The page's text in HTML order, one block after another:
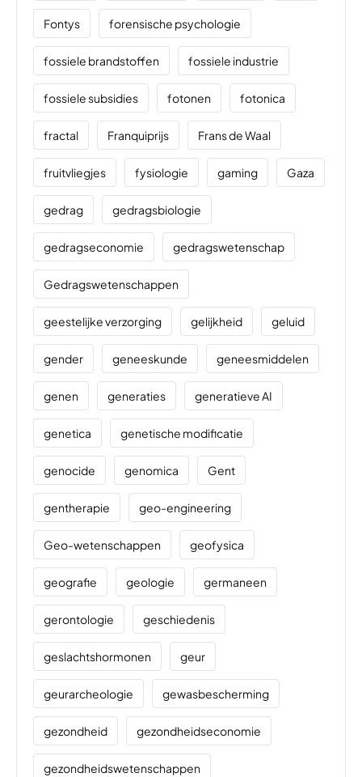
Fontys forensische psychologie
fossiele brandstoffen fossiele industrie
fossiele subsidies fotonen fotonica
fractal Franquiprijs Frans de Waal
fruitvliegjes fysiologie gaming Gaza
gedrag gedragsbiologie
gedragseconomie gedragswetenschap
Gedragswetenschappen
geestelijke verzorging gelijkheid geluid
gender geneeskunde geneesmiddelen
genen generaties generatieve AI
genetica genetische modificatie
genocide genomica Gent
gentherapie geo-engineering
Geo-wetenschappen geofysica
geografie geologie germaneen
gerontologie geschiedenis
geslachtshormonen geur
geurarcheologie gewasbescherming
gezondheid gezondheidseconomie
gezondheidswetenschappen